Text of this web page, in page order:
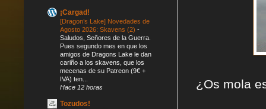
¿Os mola
¡Cargad!
[Dragon’s Lake] Novedades de
Agosto 2026: Skavens (2) -
Saludos, Señores de la Guerra.
Pues segundo mes en que los
amigos de Dragons Lake le dan
cariño a los skavens, que los
mecenas de su Patreon (9€ +
IVA) ten...
Hace 12 horas
Tozudos!